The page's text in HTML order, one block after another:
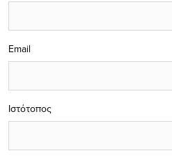
Email
Ιστότοπος